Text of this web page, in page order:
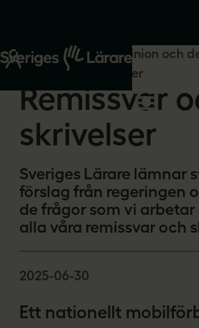
Start Om oss
Opinion och
Remissvar och skrivelser
Remissvar
skrivelser
Sveriges Lärare lämnar
förslag från regeringen
de frågor som vi arbetar
alla våra remissvar och
Ett nationellt
2025-06-30